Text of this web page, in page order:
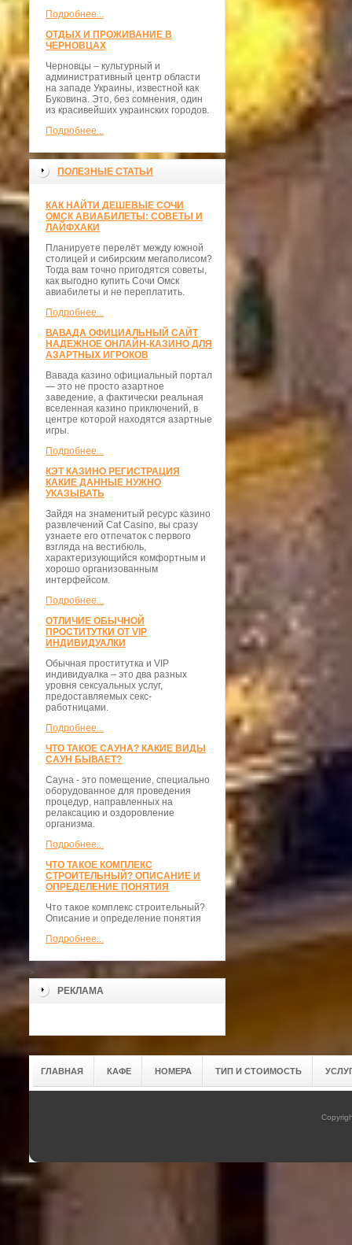
Подробнее...
ОТДЫХ И ПРОЖИВАНИЕ В
ЧЕРНОВЦАХ
Черновцы – культурный и
административный центр области
на западе Украины, известной как
Буковина. Это, без сомнения, один
из красивейших украинских городов.
Подробнее...
ПОЛЕЗНЫЕ СТАТЬИ
КАК НАЙТИ ДЕШЕВЫЕ СОЧИ
ОМСК АВИАБИЛЕТЫ: СОВЕТЫ И
ЛАЙФХАКИ
Планируете перелёт между южной
столицей и сибирским мегаполисом?
Тогда вам точно пригодятся советы,
как выгодно купить Сочи Омск
авиабилеты и не переплатить.
Подробнее...
ВАВАДА ОФИЦИАЛЬНЫЙ САЙТ
НАДЕЖНОЕ ОНЛАЙН-КАЗИНО ДЛЯ
АЗАРТНЫХ ИГРОКОВ
Вавада казино официальный портал
— это не просто азартное
заведение, а фактически реальная
вселенная казино приключений, в
центре которой находятся азартные
игры.
Подробнее...
КЭТ КАЗИНО РЕГИСТРАЦИЯ
КАКИЕ ДАННЫЕ НУЖНО
УКАЗЫВАТЬ
Зайдя на знаменитый ресурс казино
развлечений Cat Casino, вы сразу
узнаете его отпечаток с первого
взгляда на вестибюль,
характеризующийся комфортным и
хорошо организованным
интерфейсом.
Подробнее...
ОТЛИЧИЕ ОБЫЧНОЙ
ПРОСТИТУТКИ ОТ VIP
ИНДИВИДУАЛКИ
Обычная проститутка и VIP
индивидуалка – это два разных
уровня сексуальных услуг,
предоставляемых секс-
работницами.
Подробнее...
ЧТО ТАКОЕ САУНА? КАКИЕ ВИДЫ
САУН БЫВАЕТ?
Сауна - это помещение, специально
оборудованное для проведения
процедур, направленных на
релаксацию и оздоровление
организма.
Подробнее...
ЧТО ТАКОЕ КОМПЛЕКС
СТРОИТЕЛЬНЫЙ? ОПИСАНИЕ И
ОПРЕДЕЛЕНИЕ ПОНЯТИЯ
Что такое комплекс строительный?
Описание и определение понятия
Подробнее...
>
РЕКЛАМА
ГЛАВНАЯ КАФЕ НОМЕРА ТИП И СТОИМОСТЬ